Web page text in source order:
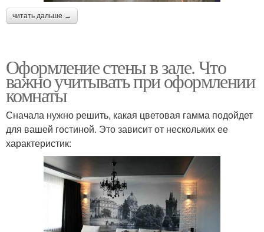
читать дальше →
Оформление стены в зале. Что
важно учитывать при оформлении
комнаты
Сначала нужно решить, какая цветовая гамма подойдет
для вашей гостиной. Это зависит от нескольких ее
характеристик: